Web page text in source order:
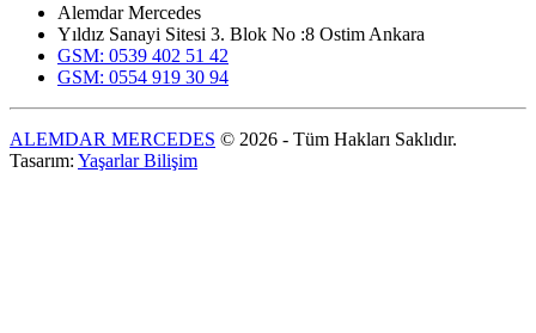
Alemdar Mercedes
Yıldız Sanayi Sitesi 3. Blok No :8 Ostim Ankara
GSM: 0539 402 51 42
GSM: 0554 919 30 94
ALEMDAR MERCEDES © 2026 - Tüm Hakları Saklıdır.
Tasarım: Yaşarlar Bilişim